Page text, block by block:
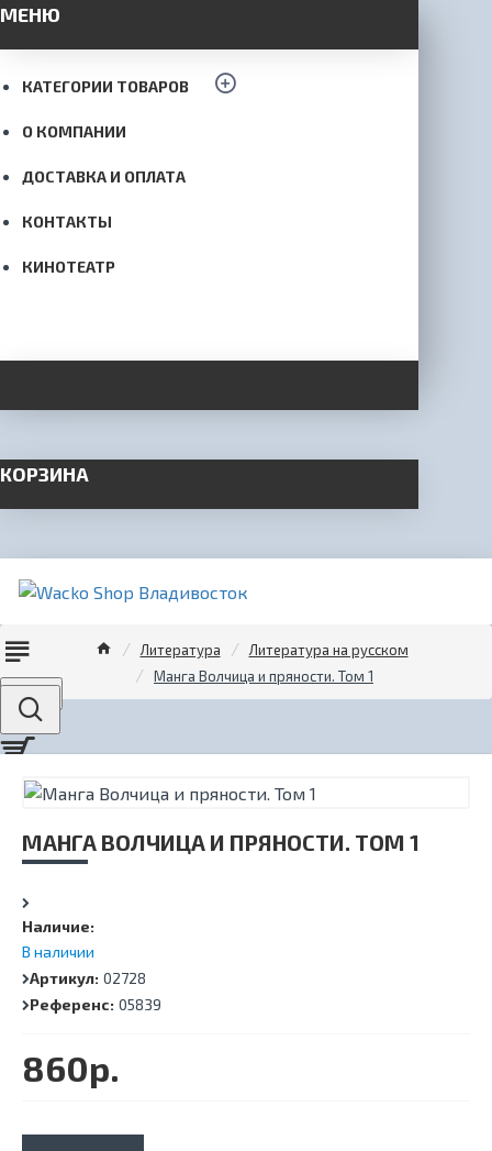
МЕНЮ
КАТЕГОРИИ ТОВАРОВ
О КОМПАНИИ
ДОСТАВКА И ОПЛАТА
КОНТАКТЫ
КИНОТЕАТР
КОРЗИНА
Menu
Литература
Литература на русском
Манга Волчица и пряности. Том 1
МАНГА ВОЛЧИЦА И ПРЯНОСТИ. ТОМ 1
Наличие:
В наличии
Артикул: 02728
Референс: 05839
860р.